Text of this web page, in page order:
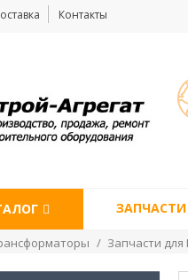
Контакты
ЗАПЧАСТИ
/ Запчасти